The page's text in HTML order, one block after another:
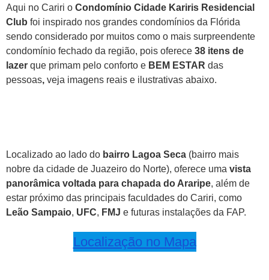
Aqui no Cariri o Condomínio Cidade Kariris Residencial
Club foi inspirado nos grandes condomínios da Flórida
sendo considerado por muitos como o mais surpreendente
condomínio fechado da região, pois oferece 38 itens de
lazer que primam pelo conforto e BEM ESTAR das
pessoas, veja imagens reais e ilustrativas abaixo.
Localizado ao lado do bairro Lagoa Seca (bairro mais
nobre da cidade de Juazeiro do Norte), oferece uma vista
panorâmica voltada para chapada do Araripe, além de
estar próximo das principais faculdades do Cariri, como
Leão Sampaio, UFC, FMJ e futuras instalações da FAP.
Localização no Mapa